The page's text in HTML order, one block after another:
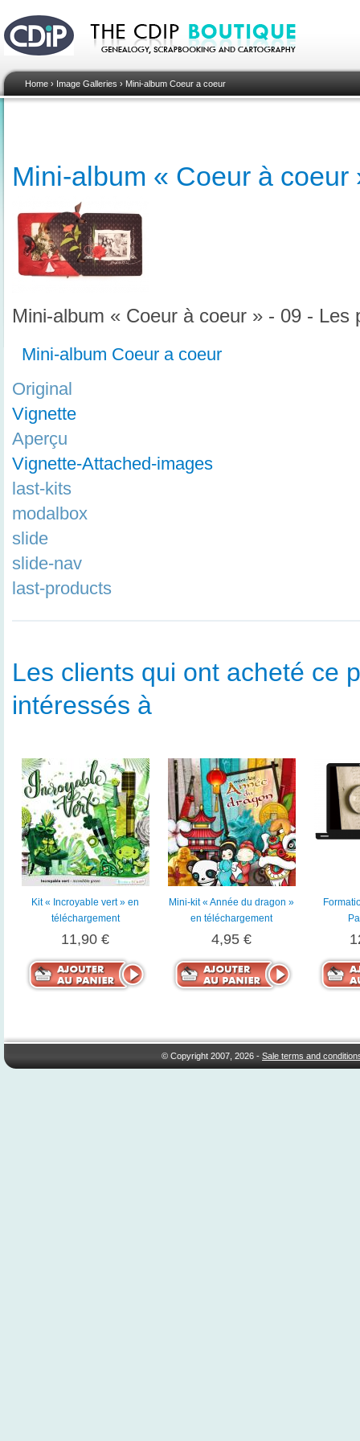
Home › Image Galleries › Mini-album Coeur a coeur
Mini-album « Coeur à coeur
Mini-album « Coeur à coeur » - 09 - Les
Mini-album Coeur a coeur
Original
Vignette
Aperçu
Vignette-Attached-images
last-kits
modalbox
slide
slide-nav
last-products
Les clients qui ont acheté ce
intéressés à
Kit « Incroyable vert » en
téléchargement
11,90 €
Mini-kit « Année du dragon »
en téléchargement
4,95 €
© Copyright 2007, 2026 -Sale terms and